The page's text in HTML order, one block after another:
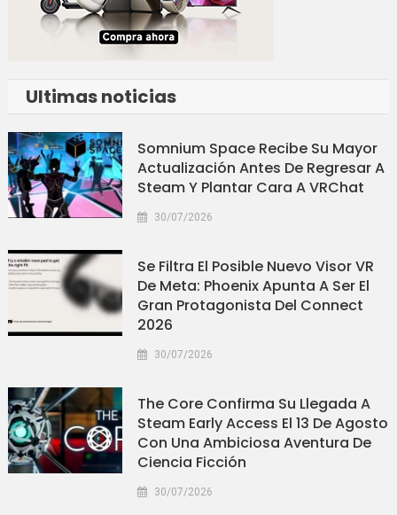
Ultimas noticias
Somnium Space Recibe Su Mayor
Actualización Antes De Regresar A
Steam Y Plantar Cara A VRChat
30/07/2026
Se Filtra El Posible Nuevo Visor VR
De Meta: Phoenix Apunta A Ser El
Gran Protagonista Del Connect
2026
30/07/2026
The Core Confirma Su Llegada A
Steam Early Access El 13 De Agosto
Con Una Ambiciosa Aventura De
Ciencia Ficción
30/07/2026